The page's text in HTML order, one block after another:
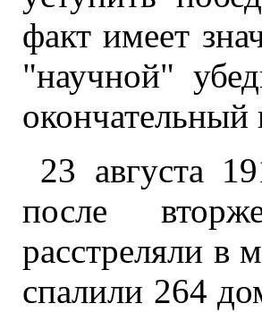
факт имеет
"научной"
23 августа
после
расстреляли в
спалили 264